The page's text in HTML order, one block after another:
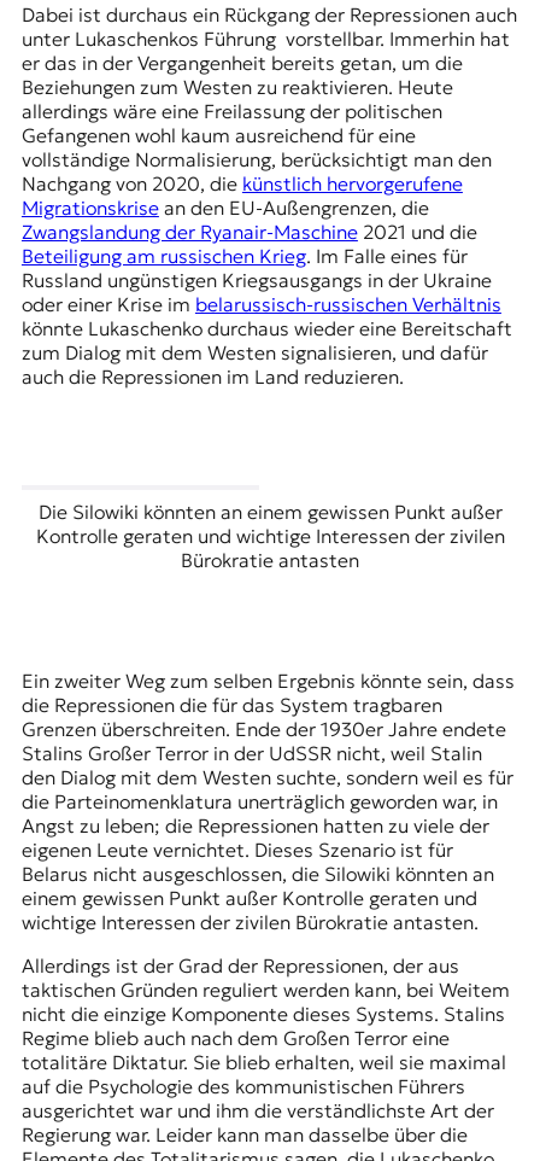
Dabei ist durchaus ein Rückgang der Repressionen auch
unter Lukaschenkos Führung vorstellbar. Immerhin hat
er das in der Vergangenheit bereits getan, um die
Beziehungen zum Westen zu reaktivieren. Heute
allerdings wäre eine Freilassung der politischen
Gefangenen wohl kaum ausreichend für eine
vollständige Normalisierung, berücksichtigt man den
Nachgang von 2020, die künstlich hervorgerufene
Migrationskrisean den EU-Außengrenzen, die
Zwangslandung der Ryanair-Maschine2021 und die
Beteiligung am russischen Krieg. Im Falle eines für
Russland ungünstigen Kriegsausgangs in der Ukraine
oder einer Krise im belarussisch-russischen Verhältnis
könnte Lukaschenko durchaus wieder eine Bereitschaft
zum Dialog mit dem Westen signalisieren, und dafür
auch die Repressionen im Land reduzieren.
Die Silowiki könnten an einem gewissen Punkt außer
Kontrolle geraten und wichtige Interessen der zivilen
Bürokratie antasten
Ein zweiter Weg zum selben Ergebnis könnte sein, dass
die Repressionen die für das System tragbaren
Grenzen überschreiten. Ende der 1930er Jahre endete
Stalins Großer Terror in der UdSSR nicht, weil Stalin
den Dialog mit dem Westen suchte, sondern weil es für
die Parteinomenklatura unerträglich geworden war, in
Angst zu leben; die Repressionen hatten zu viele der
eigenen Leute vernichtet. Dieses Szenario ist für
Belarus nicht ausgeschlossen, die Silowiki könnten an
einem gewissen Punkt außer Kontrolle geraten und
wichtige Interessen der zivilen Bürokratie antasten.
Allerdings ist der Grad der Repressionen, der aus
taktischen Gründen reguliert werden kann, bei Weitem
nicht die einzige Komponente dieses Systems. Stalins
Regime blieb auch nach dem Großen Terror eine
totalitäre Diktatur. Sie blieb erhalten, weil sie maximal
auf die Psychologie des kommunistischen Führers
ausgerichtet war und ihm die verständlichste Art der
Regierung war. Leider kann man dasselbe über die